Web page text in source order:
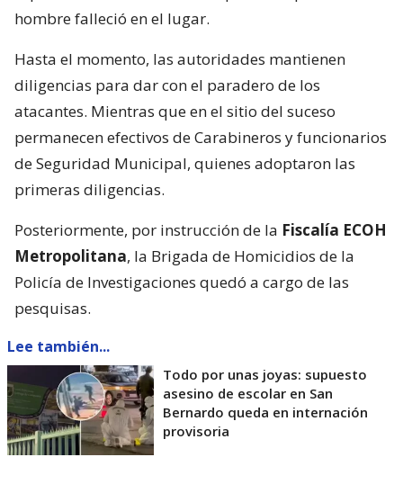
hombre falleció en el lugar.
Hasta el momento, las autoridades mantienen
diligencias para dar con el paradero de los
atacantes. Mientras que en el sitio del suceso
permanecen efectivos de Carabineros y funcionarios
de Seguridad Municipal, quienes adoptaron las
primeras diligencias.
Posteriormente, por instrucción de la Fiscalía ECOH
Metropolitana, la Brigada de Homicidios de la
Policía de Investigaciones quedó a cargo de las
pesquisas.
Lee también...
Todo por unas joyas: supuesto
asesino de escolar en San
Bernardo queda en internación
provisoria